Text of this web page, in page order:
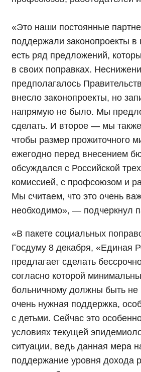
«Это наши постоянные
поддержали законопроекты в
есть ряд предложений,
в своих поправках.
предполагалось
внесло законопроекты, но
напрямую не было. Мы
сделать. И второе — мы
чтобы размер прожиточного
ежегодно перед внесением
обсуждался с Российской
комиссией, с профсоюзом и
Мы считаем, что это очень
необходимо», — подчеркнул
«В пакете социальных
Госдуму 8 декабря, «Единая
предлагает сделать
согласно которой
больничному должны быть
очень нужная поддержка,
с детьми. Сейчас это
условиях текущей
ситуации, ведь данная мера
поддержание уровня дохода